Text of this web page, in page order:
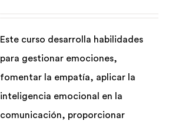
de
Este curso desarrolla habilidades
para gestionar emociones,
fomentar la empatía, aplicar la
inteligencia emocional en la
comunicación, proporcionar